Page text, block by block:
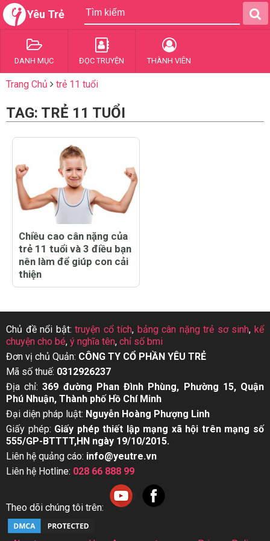
Yêu Trẻ
DANH MỤC ĐỌC TRUYỆN THÀNH VIÊN
Trang Chủ trẻ 11 tuổi
TAG: TRẺ 11 TUỔI
Chiều cao cân nặng của
trẻ 11 tuổi và 3 điều bạn
nên làm để giúp con cải
thiện
Chủ đề nổi bật:truyện cổ tích, bảng cân nặng trẻ sơ sinh,kể
chuyện cho bé, ý nghĩa tên, chỉ số bmi
Đơn vị chủ Quản: CÔNG TY CỔ PHẦN YÊU TRẺ
Mã số thuế: 0312926237
Địa chỉ:369 đường Phan Đình Phùng, Phường 15, Quận
Phú Nhuận, Thành phố Hồ Chí Minh
Đại diện pháp luật: Nguyễn Hoàng Phượng Linh
Giấy phép: Giấy phép thiết lập mạng xã hội trên mạng số
555/GP-BTTTT,HN ngày 19/10/2015.
Liên hệ quảng cáo: info@yeutre.vn
Liên hệ Hotline: 028 66 888 99
Theo dõi chúng tôi trên: